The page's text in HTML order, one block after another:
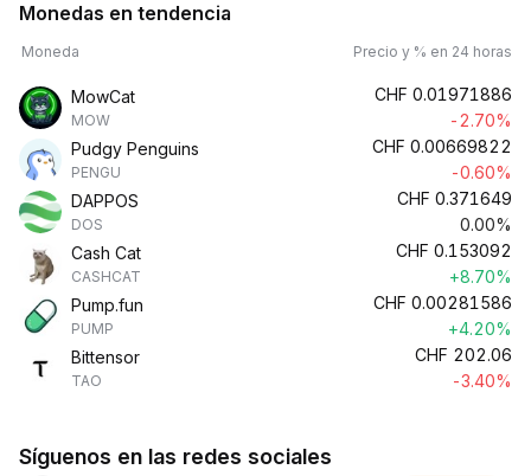
Monedas en tendencia
Moneda Precio y % en 24 horas
MowCat
MOW
CHF 0.01971886
-2.70%
Pudgy Penguins
PENGU
CHF 0.00669822
-0.60%
DAPPOS
DOS
CHF 0.371649
0.00%
Cash Cat
CASHCAT
CHF 0.153092
+8.70%
Pump.fun
PUMP
CHF 0.00281586
+4.20%
Bittensor
TAO
CHF 202.06
-3.40%
Síguenos en las redes sociales